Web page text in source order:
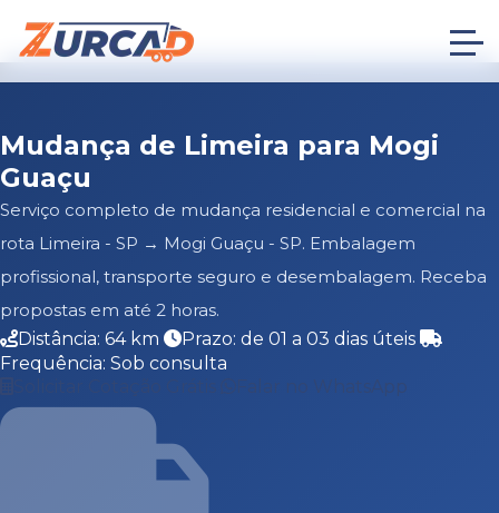
Mudança de Limeira para Mogi
Guaçu
Serviço completo de mudança residencial e comercial na
rota Limeira - SP → Mogi Guaçu - SP. Embalagem
profissional, transporte seguro e desembalagem. Receba
propostas em até 2 horas.
Distância: 64 km
Prazo: de 01 a 03 dias úteis
Frequência: Sob consulta
Falar no WhatsApp